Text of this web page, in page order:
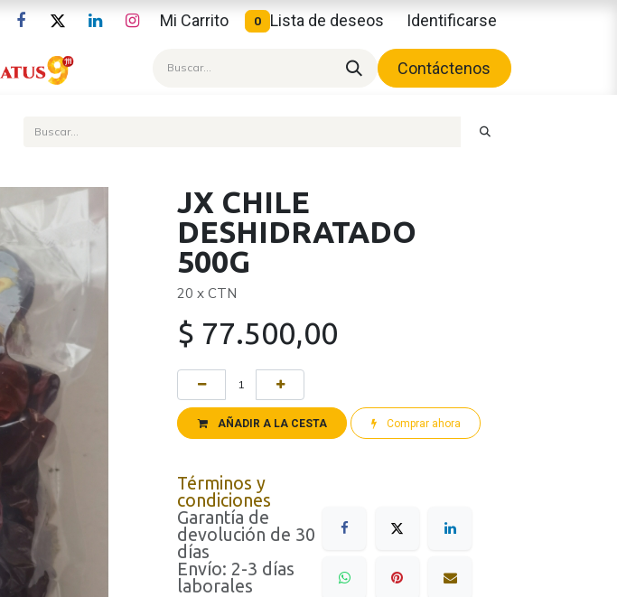
Mi Carrito 0 Lista de deseos Identificarse
Contáctenos
JX CHILE
DESHIDRATADO
500G
20 x CTN
$ 77.500,00
AÑADIR A LA CESTA Comprar ahora
Términos y
condiciones
Garantía de
devolución de 30
días
Envío: 2-3 días
laborales